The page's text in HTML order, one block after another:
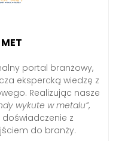
portal branżowy,
ekspercką wiedzę z
Realizując nasze
wykute w metalu”,
z
do branży.